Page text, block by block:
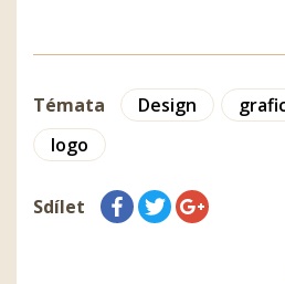
Témata Design
logo
Sdílet